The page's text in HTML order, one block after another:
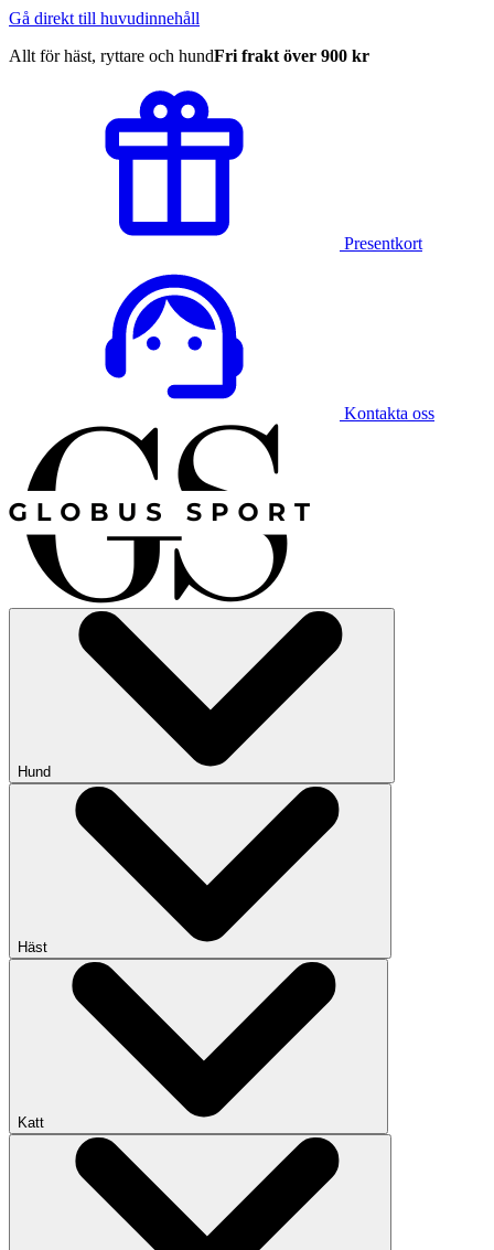
Gå direkt till huvudinnehåll
Allt för häst, ryttare och hundFri frakt över 900 kr
Presentkort
Kontakta oss
Hund
Häst
Katt